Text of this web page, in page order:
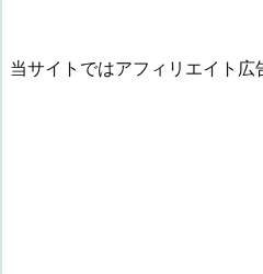
当サイトではアフィリエイト広